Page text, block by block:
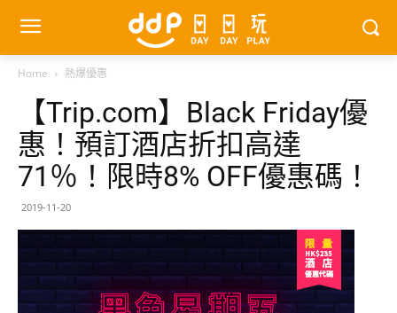
Home 熱爆優惠
【Trip.com】Black Friday優
惠！預訂酒店折扣高達
71％！限時8% OFF優惠碼！
2019-11-20